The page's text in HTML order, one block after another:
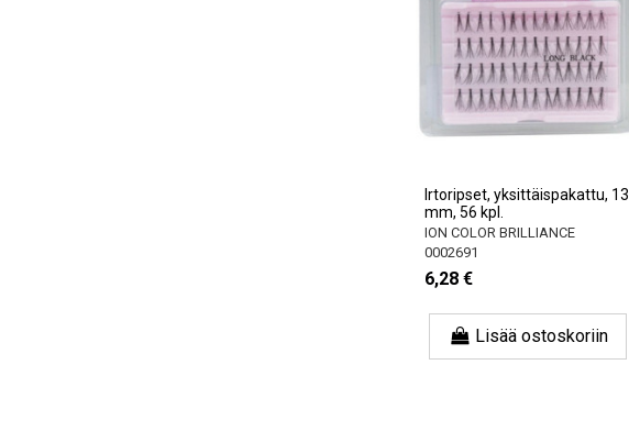
Irtoripset, yksittäispakattu, 13
mm, 56 kpl.
ION COLOR BRILLIANCE
0002691
6,28 €
Lisää ostoskoriin